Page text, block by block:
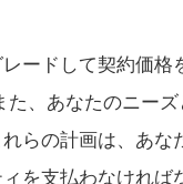
ードして契約価格
、あなたのニー
らの計画は、あな
を支払わなければ